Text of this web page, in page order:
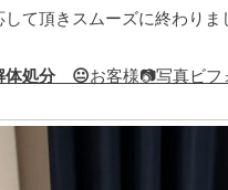
して頂きスムーズに終わり
体処分 😐お客様📷写真ビ